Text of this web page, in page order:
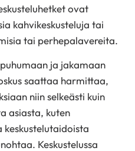
ovat
kahvikeskusteluja tai
tai perhepalavereita.
ja jakamaan
saattaa harmittaa,
niin selkeästi kuin
asiasta, kuten
keskustelutaidoista
Keskustelussa